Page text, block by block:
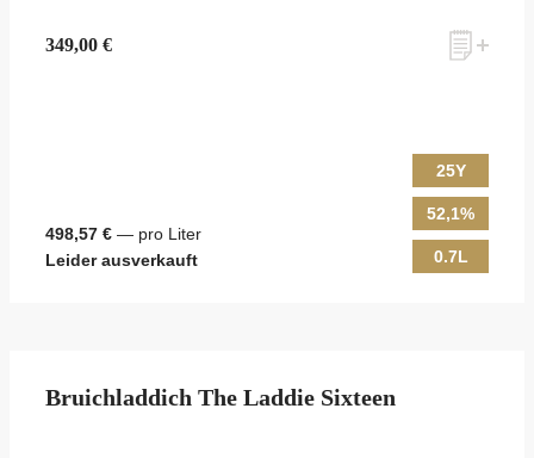
349,00 €
498,57 € — pro Liter
Leider ausverkauft
25Y
52,1%
0.7L
Bruichladdich The Laddie Sixteen